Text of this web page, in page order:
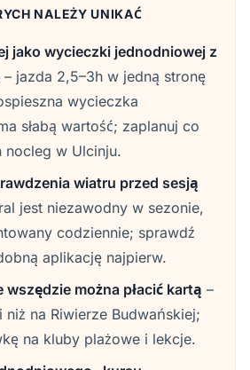
NALEŻY UNIKAĆ
jako wycieczki jednodniowej z
– jazda 2,5–3h w jedną stronę
wycieczka
słabą wartość; zaplanuj co
nocleg w Ulcinju.
wiatru przed sesją
jest niezawodny w sezonie,
codziennie; sprawdź
aplikację najpierw.
wszędzie można płacić kartą –
niż na Riwierze Budwańskiej;
na kluby plażowe i lekcje.